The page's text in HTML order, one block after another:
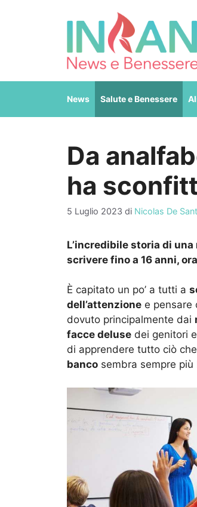
News Salute e Benessere
Da
ha
5 Luglio 2023 di Nicolas De
L’incredibile storia di
scrivere fino a 16 anni,
È capitato un po’ a tutti a
dell’attenzione e pensare
dovuto principalmente dai
facce deluse dei genitori
di apprendere tutto ciò
banco sembra sempre